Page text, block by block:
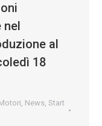
nel
al
18
, News, Start